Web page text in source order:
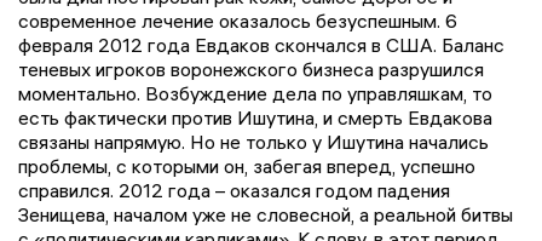
современное лечение оказалось безуспешным. 6
февраля 2012 года Евдаков скончался в США. Баланс
теневых игроков воронежского бизнеса разрушился
моментально. Возбуждение дела по управляшкам, то
есть фактически против Ишутина, и смерть Евдакова
связаны напрямую. Но не только у Ишутина начались
проблемы, с которыми он, забегая вперед, успешно
справился. 2012 года – оказался годом падения
Зенищева, началом уже не словесной, а реальной битвы